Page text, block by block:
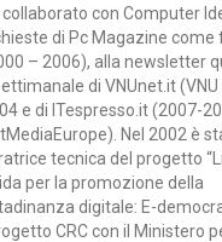
collaborato con Computer
di Pc Magazine come
– 2006), alla newsletter
di VNUnet.it (VNU
e di ITespresso.it (2007-
Nel 2002 è
tecnica del progetto
per la promozione della
digitale: E-
CRC con il Ministero